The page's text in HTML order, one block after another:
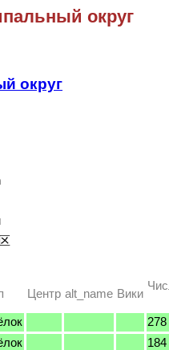
округ
округ
Центр alt_name Вики
278
184